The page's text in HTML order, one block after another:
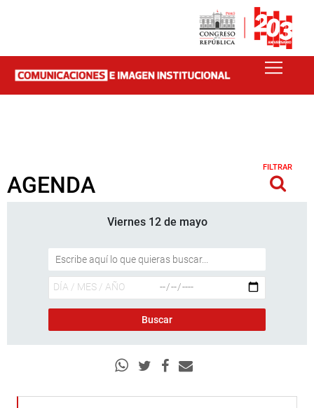
AGENDA
FILTRAR
Viernes 12 de mayo